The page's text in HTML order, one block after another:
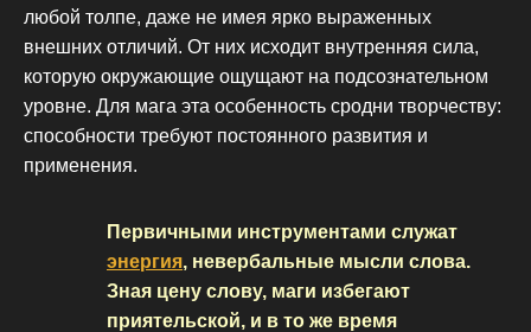
любой толпе, даже не имея ярко выраженных
внешних отличий. От них исходит внутренняя сила,
которую окружающие ощущают на подсознательном
уровне. Для мага эта особенность сродни творчеству:
способности требуют постоянного развития и
применения.
Первичными инструментами служат
энергия, невербальные мысли слова.
Зная цену слову, маги избегают
приятельской, и в то же время